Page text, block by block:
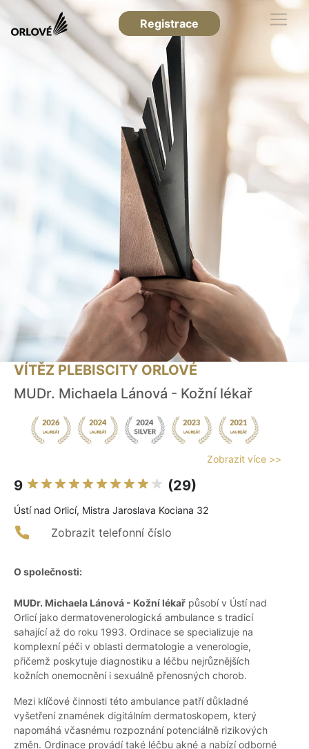
Registrace
VÍTĚZ PLEBISCITY ORLOVÉ
MUDr. Michaela Lánová - Kožní lékař
Zobrazit více >>
9 (29)
Ústí nad Orlicí, Mistra Jaroslava Kociana 32
Zobrazit telefonní číslo
O společnosti:
MUDr. Michaela Lánová - Kožní lékař působí v Ústí nad
Orlicí jako dermatovenerologická ambulance s tradicí
sahající až do roku 1993. Ordinace se specializuje na
komplexní péči v oblasti dermatologie a venerologie,
přičemž poskytuje diagnostiku a léčbu nejrůznějších
kožních onemocnění i sexuálně přenosných chorob.
Mezi klíčové činnosti této ambulance patří důkladné
vyšetření znamének digitálním dermatoskopem, který
napomáhá včasnému rozpoznání potenciálně rizikových
změn. Ordinace provádí také léčbu akné a nabízí odborné